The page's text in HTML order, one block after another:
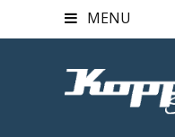
MENU